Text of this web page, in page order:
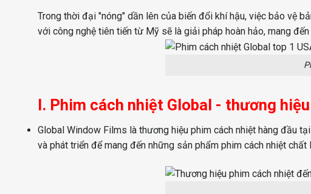
Các
tùy
chọn
trên
trang
phẩm
Các
tùy
chọn
có
chọn
trên
trang
phẩm
Trong thời đại "nóng" dần lên của biến đổi khí hậu, việc bảo vệ
với công nghệ tiên tiến từ Mỹ sẽ là giải pháp hoàn hảo, mang
I. Phim cách nhiệt Global - thương
Global Window Films là thương hiệu phim cách nhiệt hàng đầu
và phát triển để mang đến những sản phẩm phim cách nhiệt